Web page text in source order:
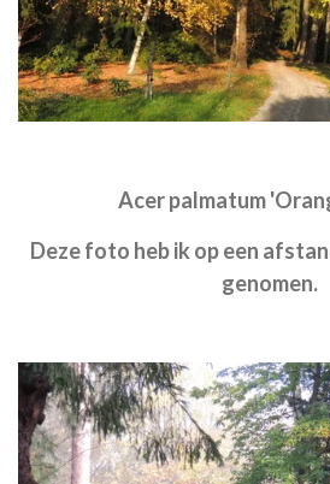
Acer palmatum
Deze foto heb ik op een
genomen.